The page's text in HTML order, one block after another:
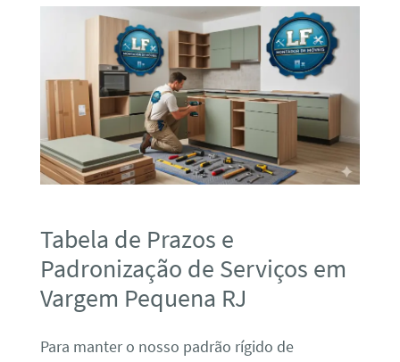
Tabela de Prazos e
Padronização de Serviços em
Vargem Pequena RJ
Para manter o nosso padrão rígido de